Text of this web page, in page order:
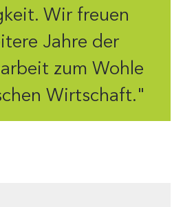
Wir freuen
Jahre der
zum Wohle
Wirtschaft."